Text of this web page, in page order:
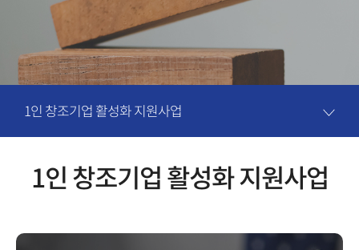
1인 창조기업 활성화 지원사업
1인 창조기업 활성화 지원사업